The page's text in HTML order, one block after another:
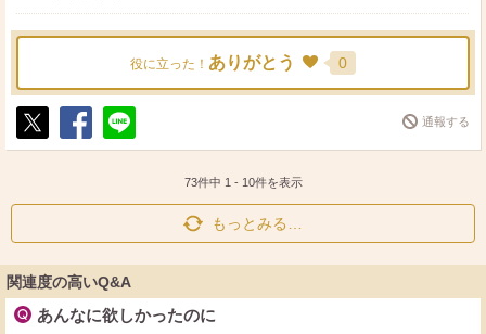
役に立った！ ありがとう 0
ポ
シ
送
通報する
73件中 1 - 10件を表示
もっとみる…
関連度の高いQ&A
あんなに欲しかったのに